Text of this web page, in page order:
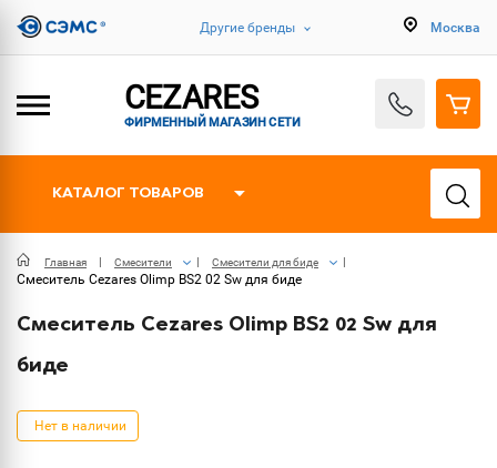
Другие бренды Москва
CEZARES
ФИРМЕННЫЙ МАГАЗИН СЕТИ
КАТАЛОГ ТОВАРОВ
Главная Смесители Смесители для биде
Смеситель Cezares Olimp BS2 02 Sw для биде
Смеситель Cezares Olimp BS2 02 Sw для
биде
Нет в наличии